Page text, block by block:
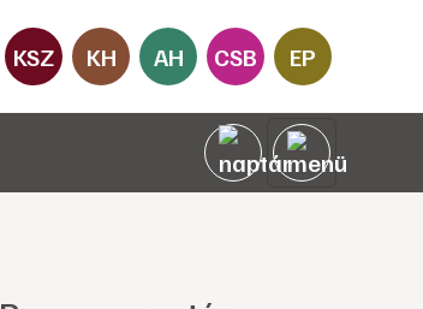
KSZ KH AH CSB EP